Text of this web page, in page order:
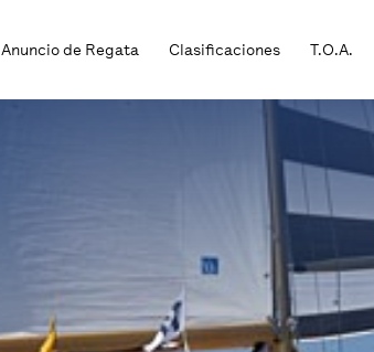
Anuncio de Regata Clasificaciones T.O.A.